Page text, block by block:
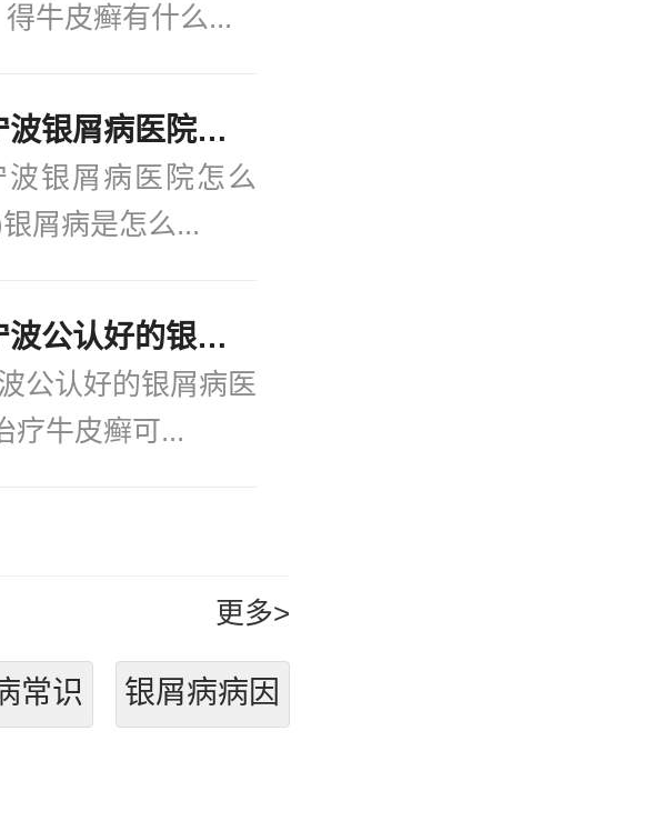
牛皮癣有什么...
今日关注：宁波银屑病医院怎么样？(2月热点)银屑病是怎么染上的？
银屑病医院怎么
屑病是怎么...
今日速看：宁波公认好的银屑病医院(口碑排名)治疗牛皮癣可以不吃药不打针吗？
公认好的银屑病医
疗牛皮癣可...
更多>
常识 银屑病病因